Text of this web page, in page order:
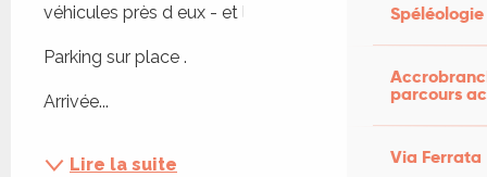
Spéléologie
parcours
Via Ferrata
véhicules près d eux - et libres de partir.
Parking sur place .
Arrivée...
Lire la suite